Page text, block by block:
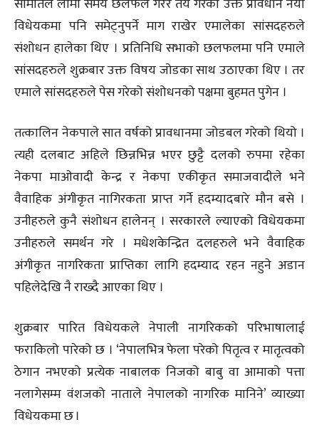
समितिले लामो समय छलफल गरेर तय गरेको उक्त प्रावधान नयाँ
विधेयकमा पनि समेट्नुपर्ने माग राखेर एमालेका सांसदहरुले
संशोधन हालेका थिए । प्रतिनिधि सभाको छलफलमा पनि एमाले
सांसदहरुले शुक्रबार उक्त विषय जोडका साथ उठाएका थिए । तर
एमाले सांसदहरुले पेस गरेको संशोधनको पक्षमा बुहमत पुगेन ।
तत्कालिन नेकपाले सात वर्षको प्रावधानमा जोडबल गरेको थियो ।
त्यही दलबाट अहिले छिन्नभिन्न भएर छुट्टै दलको रुपमा रहेका
नेकपा मा‌‌ओवादी केन्द्र र नेकपा एकीकृत समाजवादीले भने
वैवाहिक अंगीकृत नागिरकता प्राप्त गर्ने हदम्यादबारे मौन बसे ।
उनीहरुले कुनै संशोधन हालेनन् । सरकारले ल्याएको विधेयकमा
उनीहरुले समर्थन गरे । मधेशकेन्द्रित दलहरुले भने वैवाहिक
अंगीकृत नागरिकता प्राप्तिका लागि हदम्याद रहन नहुने अडान
पहिलेदेखि नै राख्दै आएका थिए ।
शुक्रबार पारित विधेयकले नेपाली नागरिकको परिभाषालाई
फराकिलो पारेको छ । ‘नेपालभित्र फेला परेको पितृत्व र मातृत्वको
ठेगान नभएको प्रत्येक नाबालक निजको बाबु वा आमाको पत्ता
नलागेसम्म वंशजको नाताले नेपालको नागरिक मानिने’ व्याख्या
विधेयकमा छ ।